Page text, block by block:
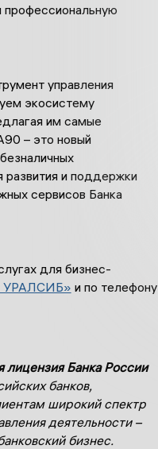
профессиональную
управления
экосистему
им самые
– это новый
развития и поддержки
сервисов Банка
для бизнес-
УРАЛСИБ» и по телефону
Банка России
банков,
широкий спектр
деятельности –
бизнес.